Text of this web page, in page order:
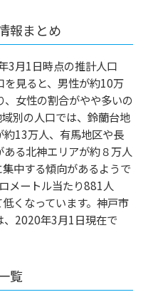
報まとめ
3月1日時点の推計人口
を見ると、男性が約10万
女性の割合がやや多いの
別の人口では、鈴蘭台地
13万人、有馬地区や長
る北神エリアが約８万人
中する傾向があるようで
メートル当たり881人
くなっています。神戸市
、2020年3月1日現在で
覧